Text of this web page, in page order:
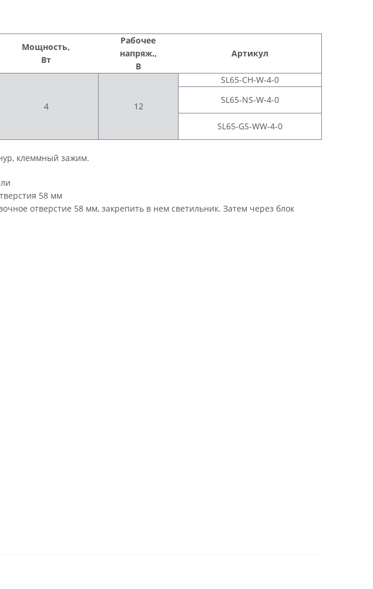
Мощность,
Вт
Рабочее
напряж.,
В
Артикул
4 12
SL65-CH-W-4-0
SL65-NS-W-4-0
SL65-GS-WW-4-0
клеммный зажим.
58 мм
отверстие 58 мм, закрепить в нем светильник. Затем через блок